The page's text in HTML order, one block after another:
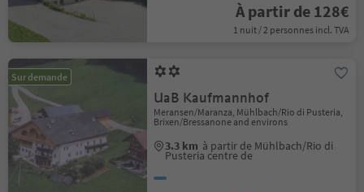
À partir de 128€
1 nuit / 2 personnes incl. TVA
Sur demande
UaB Kaufmannhof
Meransen/Maranza, Mühlbach/Rio di Pusteria,
Brixen/Bressanone and environs
3.3 km à partir de Mühlbach/Rio di
Pusteria centre de